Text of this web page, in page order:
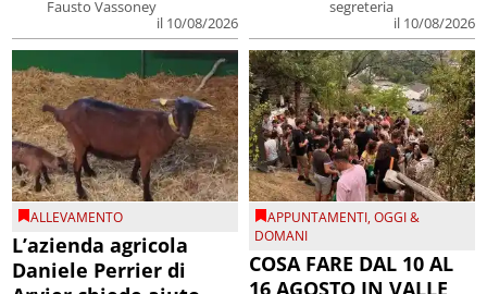
Fausto Vassoney
il 10/08/2026
segreteria
il 10/08/2026
ALLEVAMENTO
L’azienda agricola
Daniele Perrier di
APPUNTAMENTI,OGGI &
DOMANI
COSA FARE DAL 10 AL
16 AGOSTO IN VALLE